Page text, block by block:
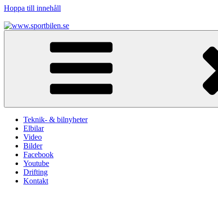
Hoppa till innehåll
www.sportbilen.se
Teknik- & bilnyheter
Elbilar
Video
Bilder
Facebook
Youtube
Drifting
Kontakt